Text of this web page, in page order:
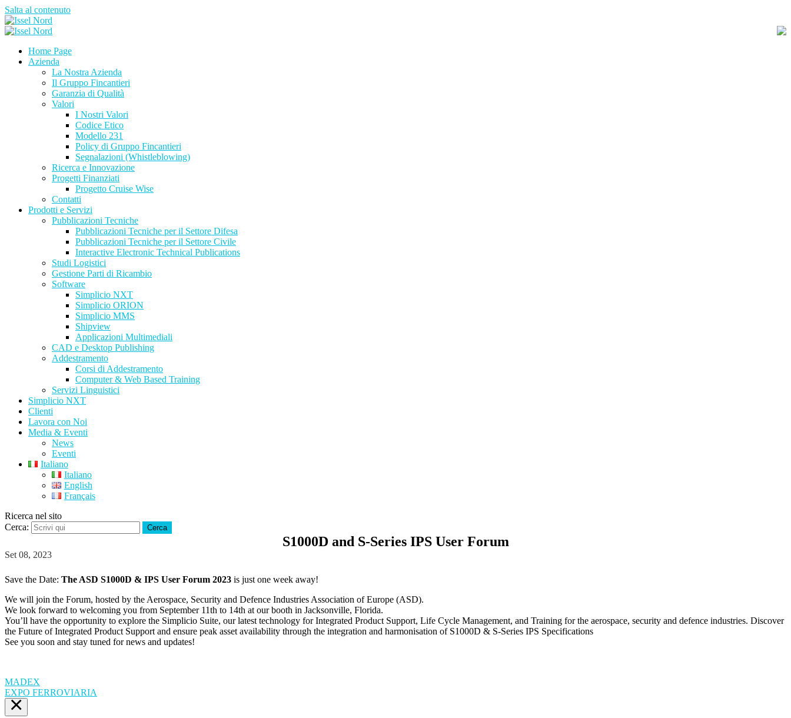
Salta al contenuto
Home Page
Azienda
La Nostra Azienda
Il Gruppo Fincantieri
Garanzia di Qualità
Valori
I Nostri Valori
Codice Etico
Modello 231
Policy di Gruppo Fincantieri
Segnalazioni (Whistleblowing)
Ricerca e Innovazione
Progetti Finanziati
Progetto Cruise Wise
Contatti
Prodotti e Servizi
Pubblicazioni Tecniche
Pubblicazioni Tecniche per il Settore Difesa
Pubblicazioni Tecniche per il Settore Civile
Interactive Electronic Technical Publications
Studi Logistici
Gestione Parti di Ricambio
Software
Simplicio NXT
Simplicio ORION
Simplicio MMS
Shipview
Applicazioni Multimediali
CAD e Desktop Publishing
Addestramento
Corsi di Addestramento
Computer & Web Based Training
Servizi Linguistici
Simplicio NXT
Clienti
Lavora con Noi
Media & Eventi
News
Eventi
Italiano
Italiano
English
Français
Ricerca nel sito
Cerca:
Cerca
S1000D and S-Series IPS User Forum
Set 08, 2023
Save the Date: The ASD S1000D & IPS User Forum 2023 is just one week away!
We will join the Forum, hosted by the Aerospace, Security and Defence Industries Association of Europe (ASD).
We look forward to welcoming you from September 11th to 14th at our booth in Jacksonville, Florida.
You’ll have the opportunity to explore the Simplicio Suite, our latest technology for Integrated Product Support, Life Cycle Management, and Training for the aerospace, security and defence industries. Discover
the Future of Integrated Product Support and ensure peak asset availability through the integration and harmonisation of S1000D & S-Series IPS Specifications
See you soon and stay tuned for news and updates!
MADEX
EXPO FERROVIARIA
×